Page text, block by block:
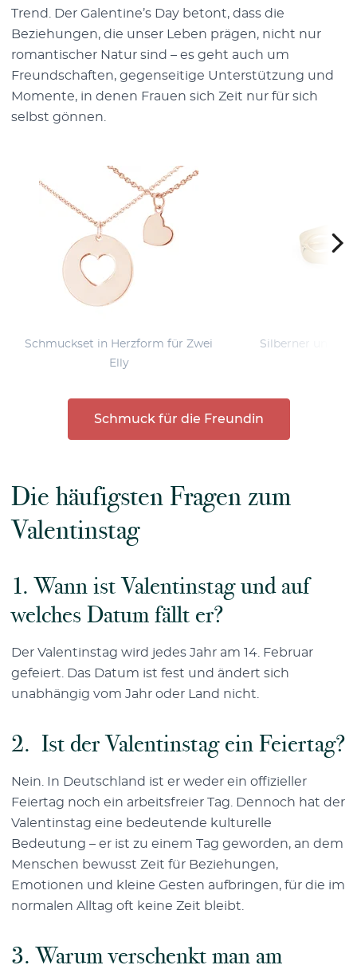
Trend. Der Galentine’s Day betont, dass die
Beziehungen, die unser Leben prägen, nicht nur
romantischer Natur sind – es geht auch um
Freundschaften, gegenseitige Unterstützung und
Momente, in denen Frauen sich Zeit nur für sich
selbst gönnen.
Schmuckset in Herzform für Zwei
Elly
Silberner
Schmuck für die Freundin
Die häufigsten Fragen zum
Valentinstag
1. Wann ist Valentinstag und auf
welches Datum fällt er?
Der Valentinstag wird jedes Jahr am 14. Februar
gefeiert. Das Datum ist fest und ändert sich
unabhängig vom Jahr oder Land nicht.
2. Ist der Valentinstag ein Feiertag?
Nein. In Deutschland ist er weder ein offizieller
Feiertag noch ein arbeitsfreier Tag. Dennoch hat der
Valentinstag eine bedeutende kulturelle
Bedeutung – er ist zu einem Tag geworden, an dem
Menschen bewusst Zeit für Beziehungen,
Emotionen und kleine Gesten aufbringen, für die im
normalen Alltag oft keine Zeit bleibt.
3. Warum verschenkt man am